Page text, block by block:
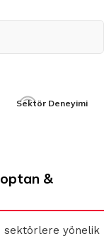
Sektör Deneyimi
&
sektörlere yönelik